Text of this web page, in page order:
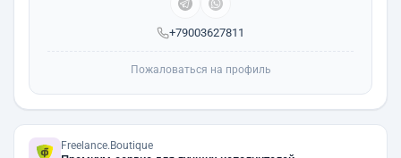
+79003627811
Пожаловаться на профиль
Freelance.Boutique